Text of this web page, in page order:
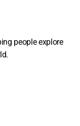
people explore